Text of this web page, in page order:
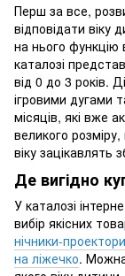
Перш за все,
відповідати віку
на нього
каталозі
від 0 до 3 років.
ігровими дугами
місяців, які вже
великого
віку зацікавлять
Де вигідно
У каталозі
вибір якісних
нічники-проектори
на ліжечко.